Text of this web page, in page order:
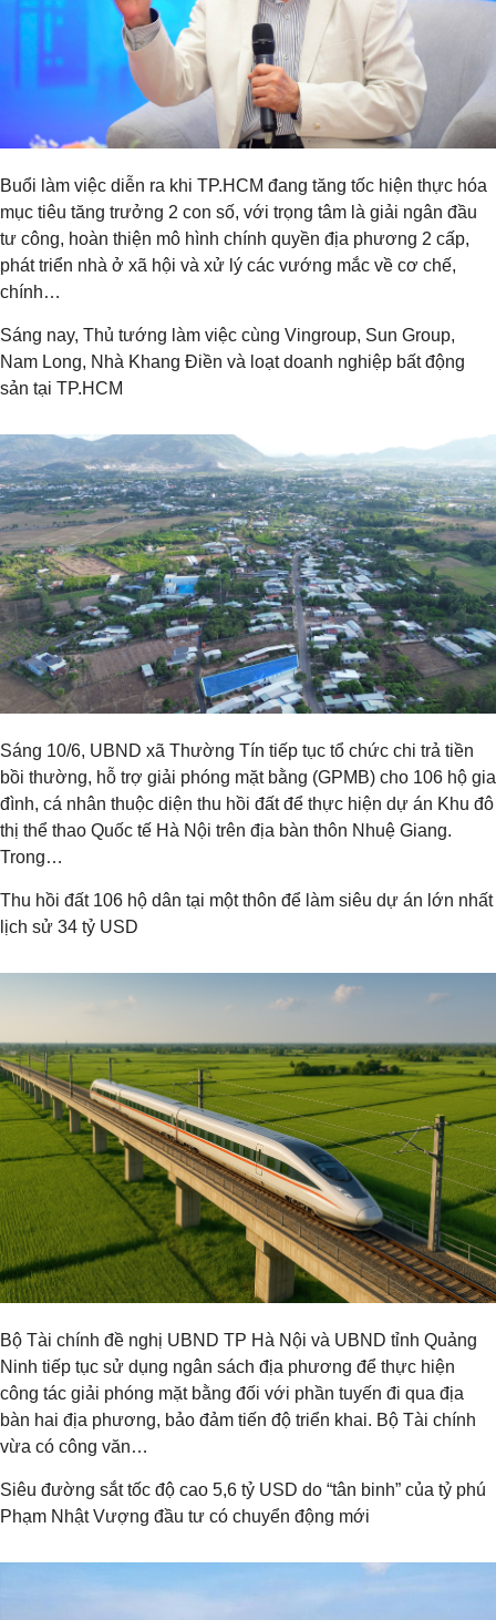
Buổi làm việc diễn ra khi TP.HCM đang tăng tốc hiện thực hóa
mục tiêu tăng trưởng 2 con số, với trọng tâm là giải ngân đầu
tư công, hoàn thiện mô hình chính quyền địa phương 2 cấp,
phát triển nhà ở xã hội và xử lý các vướng mắc về cơ chế,
chính…
Sáng nay, Thủ tướng làm việc cùng Vingroup, Sun Group,
Nam Long, Nhà Khang Điền và loạt doanh nghiệp bất động
sản tại TP.HCM
Sáng 10/6, UBND xã Thường Tín tiếp tục tổ chức chi trả tiền
bồi thường, hỗ trợ giải phóng mặt bằng (GPMB) cho 106 hộ gia
đình, cá nhân thuộc diện thu hồi đất để thực hiện dự án Khu đô
thị thể thao Quốc tế Hà Nội trên địa bàn thôn Nhuệ Giang.
Trong…
Thu hồi đất 106 hộ dân tại một thôn để làm siêu dự án lớn nhất
lịch sử 34 tỷ USD
Bộ Tài chính đề nghị UBND TP Hà Nội và UBND tỉnh Quảng
Ninh tiếp tục sử dụng ngân sách địa phương để thực hiện
công tác giải phóng mặt bằng đối với phần tuyến đi qua địa
bàn hai địa phương, bảo đảm tiến độ triển khai. Bộ Tài chính
vừa có công văn…
Siêu đường sắt tốc độ cao 5,6 tỷ USD do “tân binh” của tỷ phú
Phạm Nhật Vượng đầu tư có chuyển động mới